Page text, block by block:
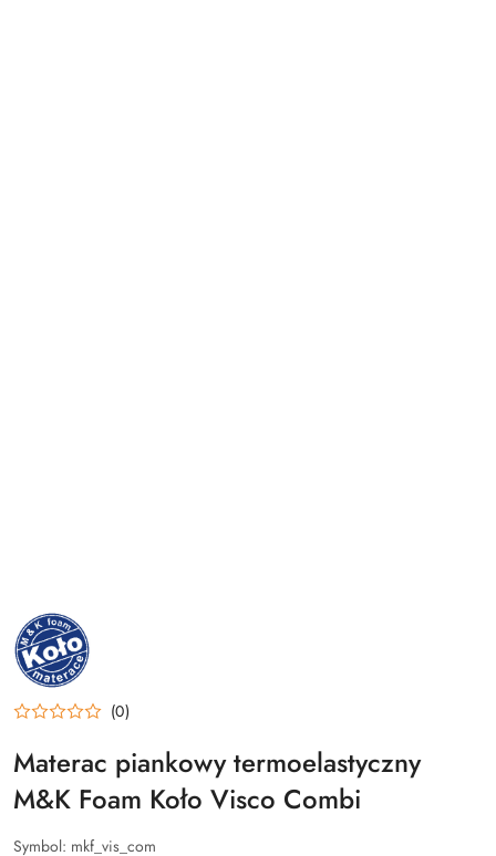
NAZWA
PRODUCENTA:
M&K
FOAM
KOŁO
(0)
Materac piankowy termoelastyczny
M&K Foam Koło Visco Combi
Symbol: mkf_vis_com